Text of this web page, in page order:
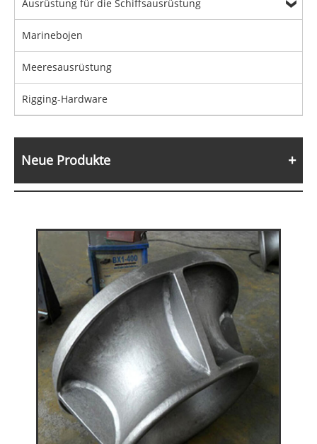
Ausrüstung für die Schiffsausrüstung
Marinebojen
Meeresausrüstung
Rigging-Hardware
Neue Produkte